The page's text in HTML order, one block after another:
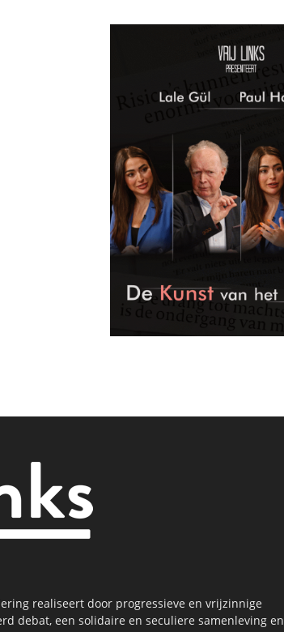
realiseert door progressieve en vrijzinnige
debat, een solidaire en seculiere samenleving en